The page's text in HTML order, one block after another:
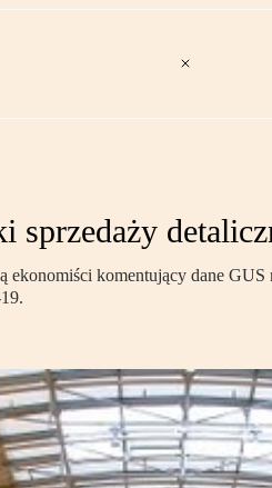
sprzedaży
komentujący dane